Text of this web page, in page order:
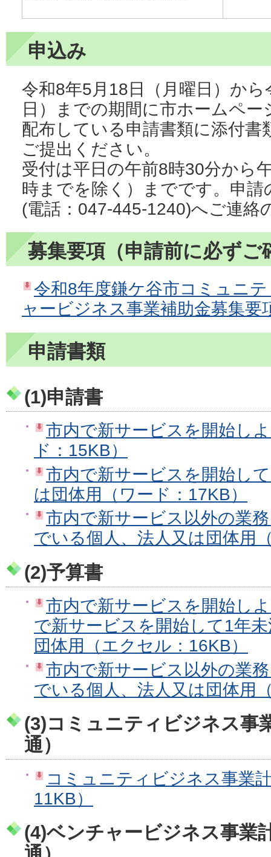
申込み
令和8年5月18日（月曜日）か
日）までの期間に市ホームペ
配布している申請書類に添付書
ご提出ください。
受付は平日の午前8時30分から
時までを除く）までです。申請
(電話：047-445-1240)へご連絡
募集要項（申請前に必ずご
令和8年度鎌ケ谷市コミュニ
ャービジネス事業補助金募集要
申請書類
(1)申請書
市内で新サービスを開始し
ド：15KB）
市内で新サービスを開始し
は団体用（ワード：17KB）
市内で新サービス以外の業
でいる個人、法人又は団体用
(2)予算書
市内で新サービスを開始し
で新サービスを開始して1年
団体用（エクセル：16KB）
市内で新サービス以外の業
でいる個人、法人又は団体用
(3)コミュニティビジネス事
通）
コミュニティビジネス事業
11KB）
(4)ベンチャービジネス事業